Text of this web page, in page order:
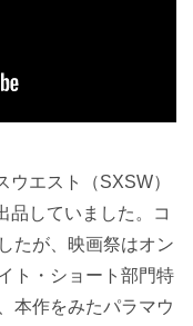
ウエスト（SXSW）
品していました。コ
たが、映画祭はオン
ト・ショート部門特
本作をみたパラマウ